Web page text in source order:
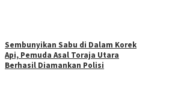
Sembunyikan Sabu di Dalam Korek
Api, Pemuda Asal Toraja Utara
Berhasil Diamankan Polisi